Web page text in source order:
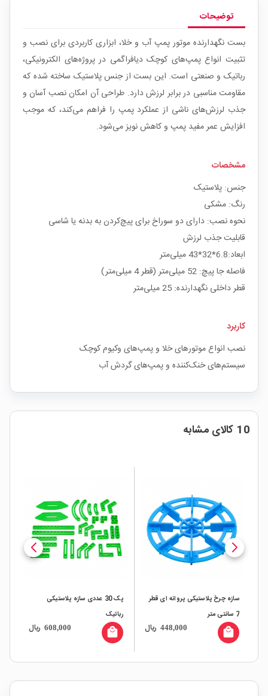
توضیحات
بست نگهدارنده موتور پمپ آب و خلا، ابزاری کاربردی برای نصب و
تثبیت انواع پمپ‌های کوچک دیافراگمی در پروژه‌های الکترونیکی،
رباتیک و صنعتی است. این بست از جنس پلاستیک ساخته شده که
مقاومت مناسبی در برابر لرزش دارد. طراحی آن امکان نصب آسان و
جذب لرزش‌های ناشی از عملکرد پمپ را فراهم می‌کند، که موجب
افزایش عمر مفید پمپ و کاهش نویز می‌شود.
مشخصات
جنس: پلاستیک
رنگ: مشکی
نحوه نصب: دارای دو سوراخ برای پیچ‌کردن به بدنه یا شاسی
قابلیت جذب لرزش
ابعاد:6.8*32*43 میلی‌متر
فاصله جا پیچ: 52 میلی‌متر (قطر 4 میلی‌متر)
قطر داخلی نگهدارنده: 25 میلی‌متر
کاربرد
نصب انواع موتورهای خلا و پمپ‌های وکیوم کوچک
سیستم‌های خنک‌کننده و پمپ‌های گردش آب
10 کالای مشابه
سازه چرخ پلاستیکی پروانه ای قطر
7 سانتی متر
448,000 ریال local_mall
پک 30 عددی سازه پلاستیکی
رباتیک
608,000 ریال local_mall